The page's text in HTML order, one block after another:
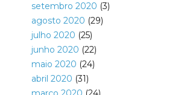
setembro 2020 (3)
agosto 2020 (29)
julho 2020 (25)
junho 2020 (22)
maio 2020 (24)
abril 2020 (31)